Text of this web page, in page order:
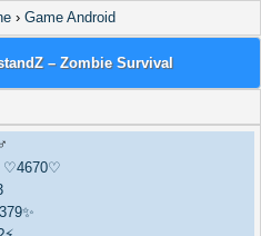
› Game Android
– Zombie Survival
♡4670♡